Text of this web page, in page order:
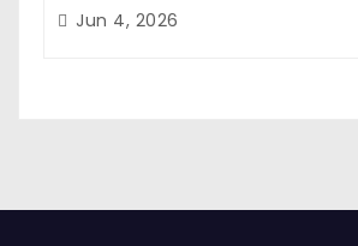
Jun 4, 2026